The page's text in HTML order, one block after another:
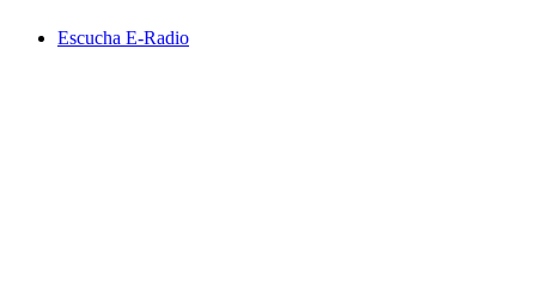
Escucha E-Radio